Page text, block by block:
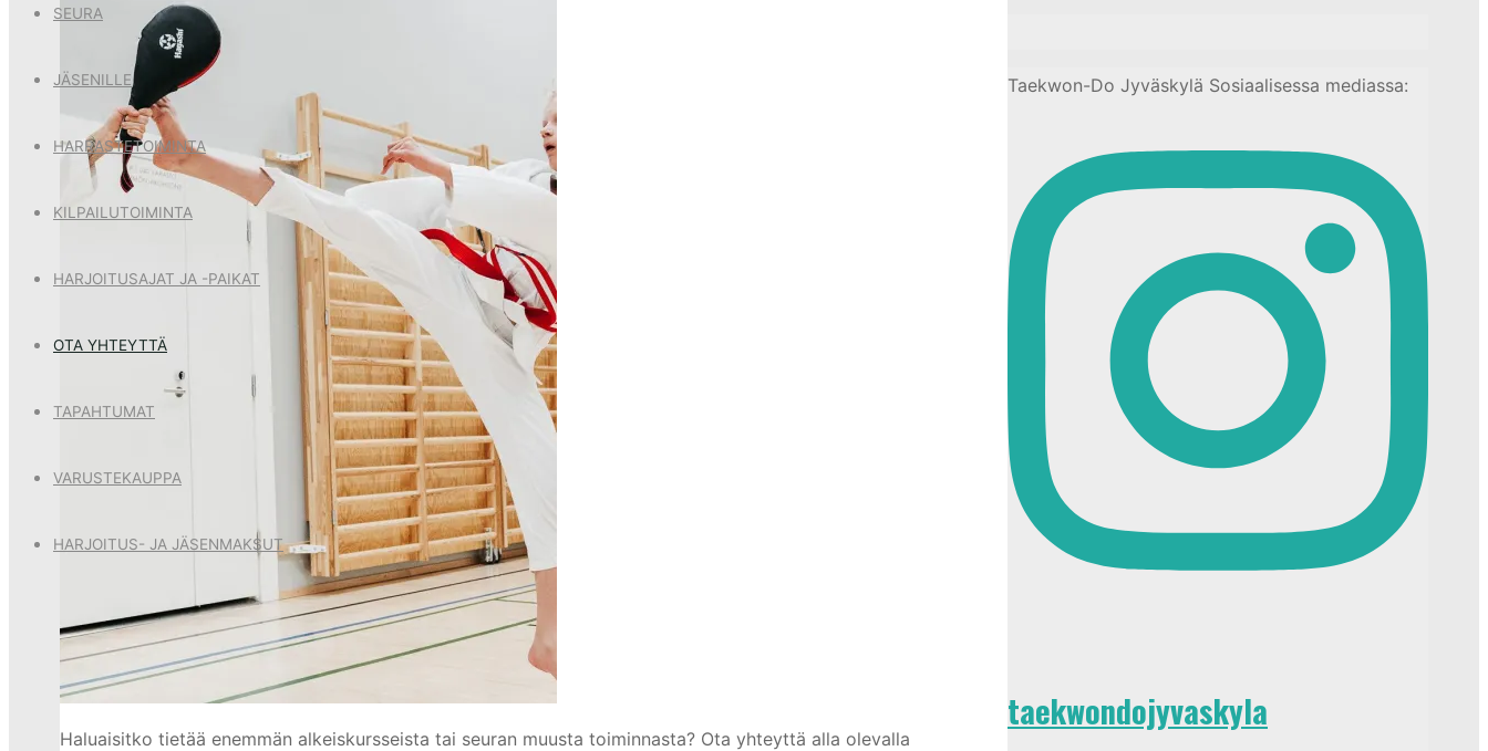
SEURA
JÄSENILLE
HARRASTETOIMINTA
KILPAILUTOIMINTA
HARJOITUSAJAT JA -PAIKAT
OTA YHTEYTTÄ
TAPAHTUMAT
VARUSTEKAUPPA
HARJOITUS- JA JÄSENMAKSUT
Haluaisitko tietää enemmän alkeiskursseista tai seuran muusta toiminnasta? Ota yhteyttä alla olevalla
Taekwon-Do Jyväskylä Sosiaalisessa mediassa:
taekwondojyvaskyla